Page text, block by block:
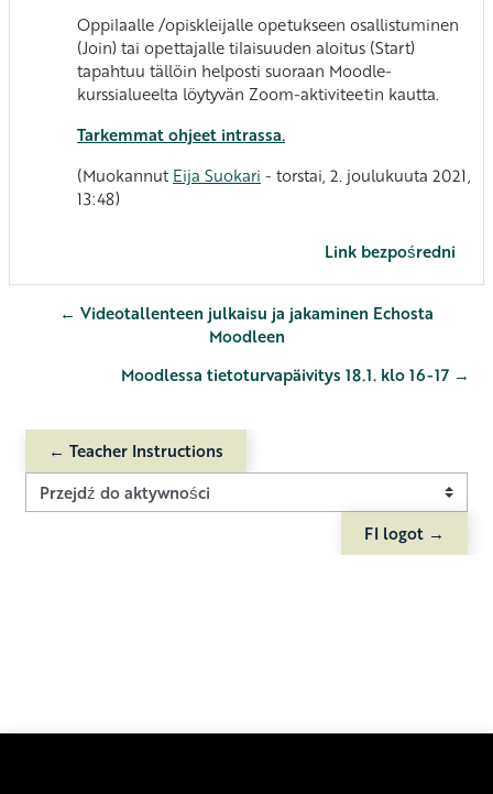
Oppilaalle /opiskleijalle opetukseen osallistuminen
(Join) tai opettajalle tilaisuuden aloitus (Start)
tapahtuu tällöin helposti suoraan Moodle-
kurssialueelta löytyvän Zoom-aktiviteetin kautta.
Tarkemmat ohjeet intrassa.
(MuokannutEija Suokari - torstai, 2. joulukuuta 2021,
13:48)
Link bezpośredni
← Videotallenteen julkaisu ja jakaminen Echosta
Moodleen
Moodlessa tietoturvapäivitys 18.1. klo 16-17 →
← Teacher Instructions
Przejdź do aktywności
FI logot →